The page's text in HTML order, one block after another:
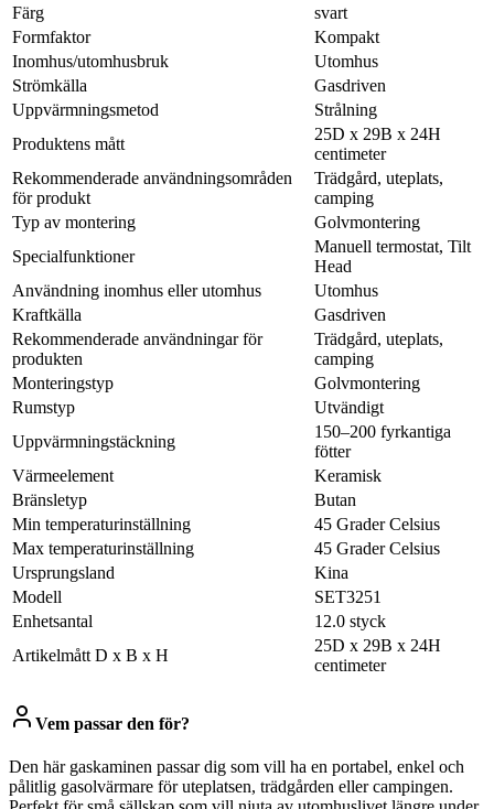
Färg
svart
Formfaktor
Kompakt
Inomhus/utomhusbruk
Utomhus
Strömkälla
Gasdriven
Uppvärmningsmetod
Strålning
Produktens mått
25D x 29B x 24H
centimeter
Rekommenderade användningsområden
för produkt
Trädgård, uteplats,
camping
Typ av montering
Golvmontering
Specialfunktioner
Manuell termostat, Tilt
Head
Användning inomhus eller utomhus
Utomhus
Kraftkälla
Gasdriven
Rekommenderade användningar för
produkten
Trädgård, uteplats,
camping
Monteringstyp
Golvmontering
Rumstyp
Utvändigt
Uppvärmningstäckning
150–200 fyrkantiga
fötter
Värmeelement
Keramisk
Bränsletyp
Butan
Min temperaturinställning
45 Grader Celsius
Max temperaturinställning
45 Grader Celsius
Ursprungsland
Kina
Modell
SET3251
Enhetsantal
12.0 styck
Artikelmått D x B x H
25D x 29B x 24H
centimeter
Vem passar den för?
Den här gaskaminen passar dig som vill ha en portabel, enkel och
pålitlig gasolvärmare för uteplatsen, trädgården eller campingen.